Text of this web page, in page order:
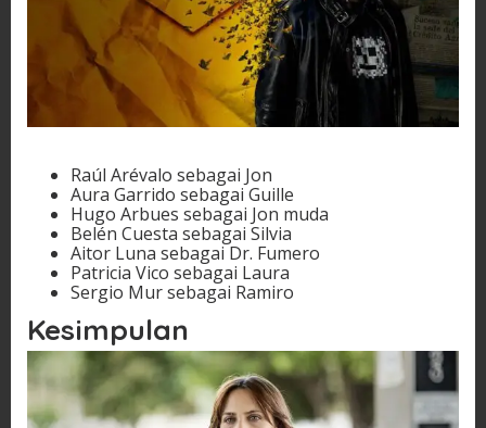
Raúl Arévalo sebagai Jon
Aura Garrido sebagai Guille
Hugo Arbues sebagai Jon muda
Belén Cuesta sebagai Silvia
Aitor Luna sebagai Dr. Fumero
Patricia Vico sebagai Laura
Sergio Mur sebagai Ramiro
Kesimpulan